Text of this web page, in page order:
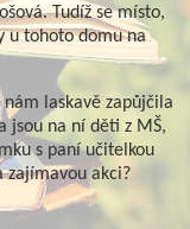
Tudíž se místo,
u tohoto domu na
laskavě zapůjčila
jsou na ní děti z MŠ,
s paní učitelkou
zajímavou akci?